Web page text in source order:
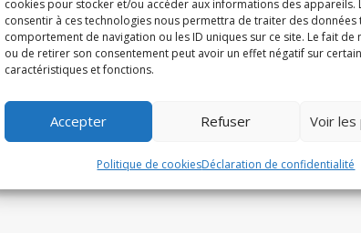
cookies pour stocker et/ou accéder aux informations des appareils.
consentir à ces technologies nous permettra de traiter des données
comportement de navigation ou les ID uniques sur ce site. Le fait de
ou de retirer son consentement peut avoir un effet négatif sur
caractéristiques et fonctions.
Accepter Refuser Voir
Politique de cookiesDéclaration de confidentialité